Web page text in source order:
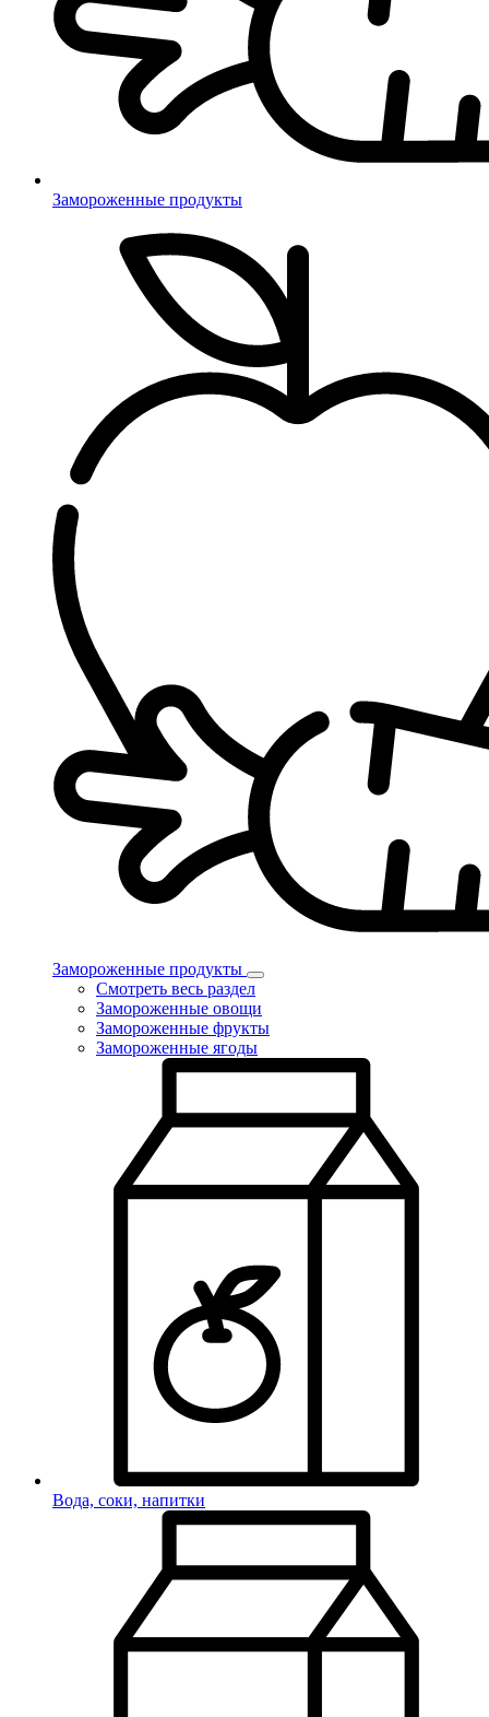
Замороженные продукты
Замороженные продукты
Смотреть весь раздел
Замороженные овощи
Замороженные фрукты
Замороженные ягоды
Вода, соки, напитки